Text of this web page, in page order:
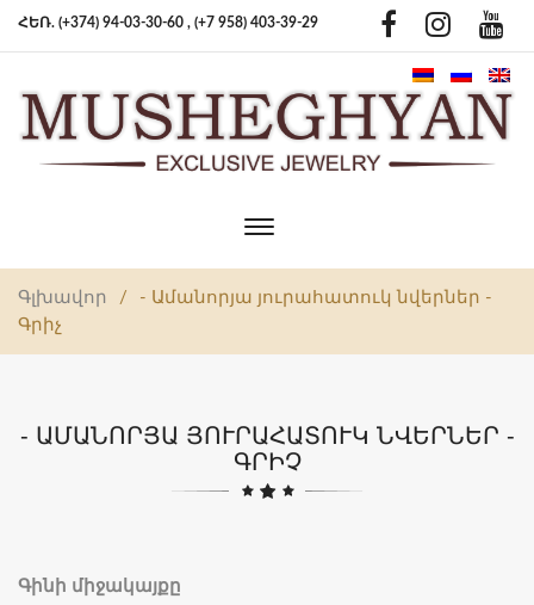
ՀԵՌ. (+374) 94-03-30-60 , (+7 958) 403-39-29
Toggle
Գլխավոր /
- Ամանորյա յուրահատուկ նվերներ -
Գրիչ
- ԱՄԱՆՈՐՅԱ ՅՈՒՐԱՀԱՏՈՒԿ ՆՎԵՐՆԵՐ -
ԳՐԻՉ
Գինի միջակայքը